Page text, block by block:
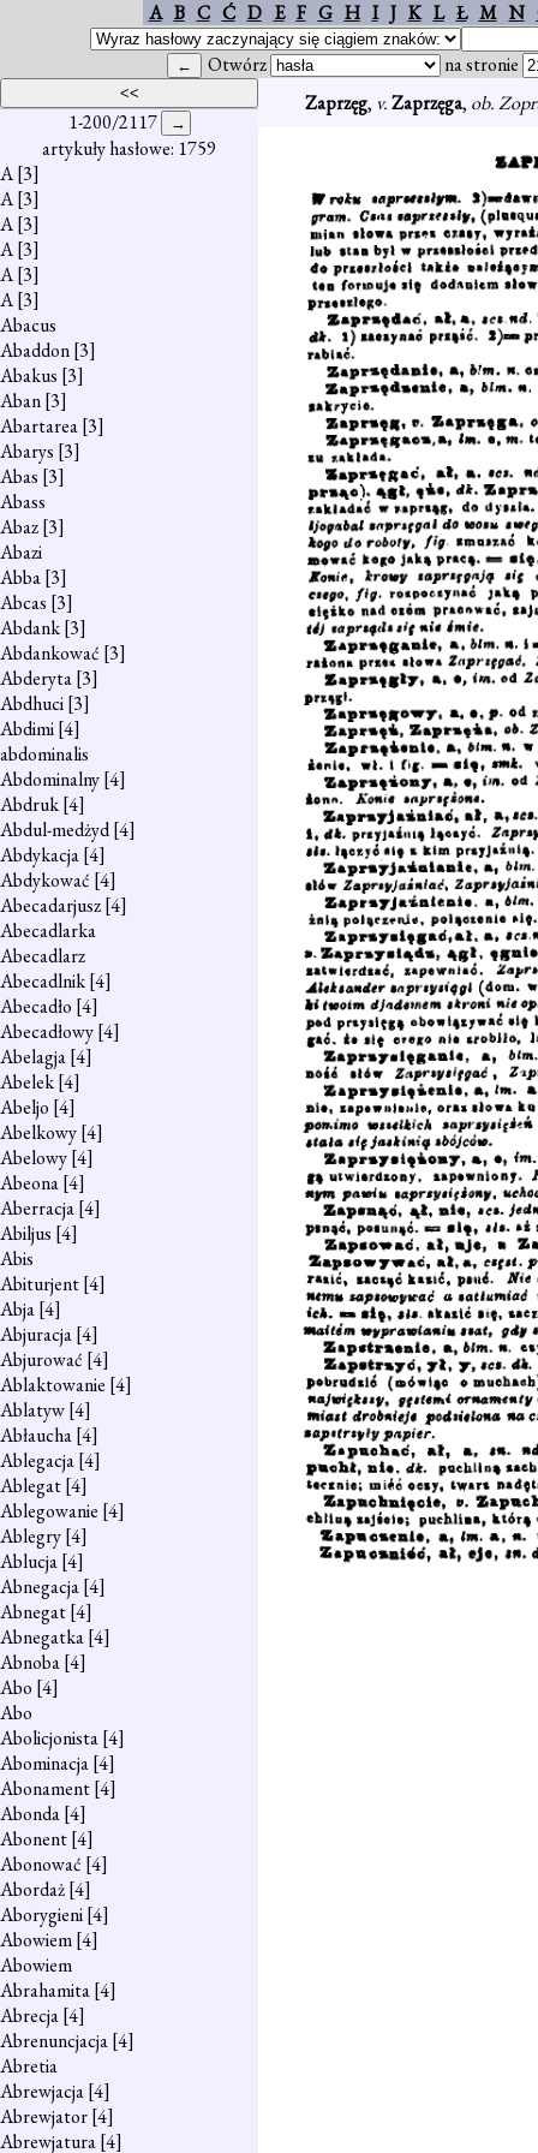
A B C Ć D E F G H I J K L Ł M N
Otwórz na stronie
1-200/2117
artykuły hasłowe: 1759
A[3]
A[3]
A[3]
A[3]
A[3]
A[3]
Abacus
Abaddon[3]
Abakus [3]
Aban[3]
Abartarea[3]
Abarys [3]
Abas [3]
Abass
Abaz[3]
Abazi
Abba[3]
Abcas [3]
Abdank[3]
Abdankować [3]
Abderyta[3]
Abdhuci[3]
Abdimi[4]
abdominalis
Abdominalny[4]
Abdruk[4]
Abdul-medżyd[4]
Abdykacja[4]
Abdykować [4]
Abecadarjusz[4]
Abecadlarka
Abecadlarz
Abecadlnik[4]
Abecadło [4]
Abecadłowy[4]
Abelagja[4]
Abelek[4]
Abeljo [4]
Abelkowy[4]
Abelowy[4]
Abeona[4]
Aberracja[4]
Abiljus [4]
Abis
Abiturjent[4]
Abja[4]
Abjuracja[4]
Abjurować [4]
Ablaktowanie [4]
Ablatyw[4]
Abłaucha[4]
Ablegacja[4]
Ablegat[4]
Ablegowanie [4]
Ablegry[4]
Ablucja[4]
Abnegacja[4]
Abnegat[4]
Abnegatka[4]
Abnoba[4]
Abo [4]
Abo
Abolicjonista[4]
Abominacja[4]
Abonament[4]
Abonda[4]
Abonent[4]
Abonować [4]
Abordaż[4]
Aborygieni[4]
Abowiem[4]
Abowiem
Abrahamita[4]
Abrecja[4]
Abrenuncjacja[4]
Abretia
Abrewjacja[4]
Abrewjator[4]
Abrewjatura[4]
Zaprzęg, v.Zaprzęga, ob.